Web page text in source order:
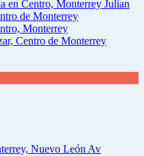
Monterrey
Centro de Monterrey